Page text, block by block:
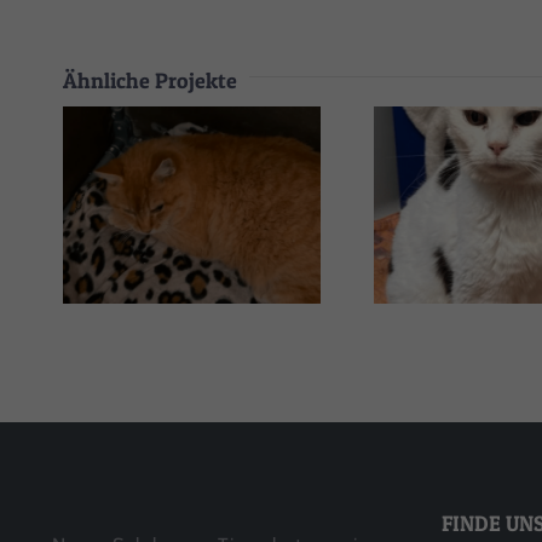
Ähnliche Projekte
Gustav
FINDE